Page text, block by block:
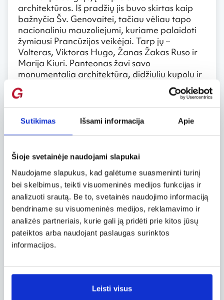
Sutikimas Išsami informacija Apie
Šioje svetainėje naudojami slapukai
Naudojame slapukus, kad galėtume suasmeninti turinį
bei skelbimus, teikti visuomeninės medijos funkcijas ir
analizuoti srautą. Be to, svetainės naudojimo informaciją
bendriname su visuomeninės medijos, reklamavimo ir
analizės partneriais, kurie gali ją pridėti prie kitos jūsų
pateiktos arba naudojant paslaugas surinktos
informacijos.
Leisti visus
architektūros. Iš pradžių jis buvo skirtas kaip
bažnyčia Šv. Genovaitei, tačiau vėliau tapo
nacionaliniu mauzoliejumi, kuriame palaidoti
žymiausi Prancūzijos veikėjai. Tarp jų –
Volteras, Viktoras Hugo, Žanas Žakas Ruso ir
Marija Kiuri. Panteonas žavi savo
monumentalia architektūra, didžiuliu kupolu ir
istorine reikšme.
Nuo Monmartro kalvos baltuojanti Sacré-
Cœur bazilika yra dar vienas neatsiejamas
šventovė išsiskiria savo baltu fasadu ir
romaniško bei bizantinio stiliaus elementais.
Bazilika stovi aukščiausioje miesto vietoje, todėl
nuo jos atsiveria įspūdinga Paryžiaus
panorama. Ši vieta traukia ne tik tikinčiuosius,
bet ir turistus bei menininkus, kurie renkasi čia
pasigrožėti miesto vaizdais.
St-Germain-des-Prés abatija
amžių. Tai vienas seniausių išlikusių religinių